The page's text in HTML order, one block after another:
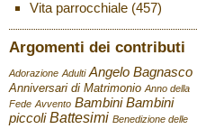
Vita parrocchiale(457)
Argomenti dei contributi
Adorazione Adulti Angelo Bagnasco
Anniversari di Matrimonio Anno della
Fede Avvento Bambini Bambini
piccoli Battesimi Benedizione delle